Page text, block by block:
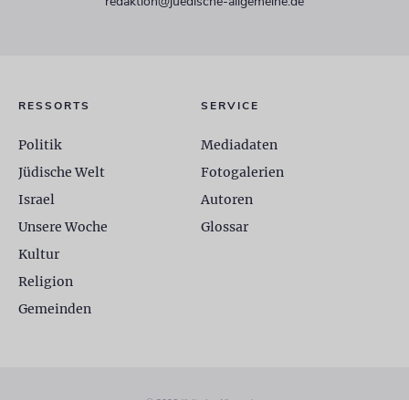
RESSORTS
Politik
Jüdische Welt
Israel
Unsere Woche
Kultur
Religion
Gemeinden
SERVICE
Mediadaten
Fotogalerien
Autoren
Glossar